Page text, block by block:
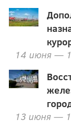
14 июня —
13 июня —